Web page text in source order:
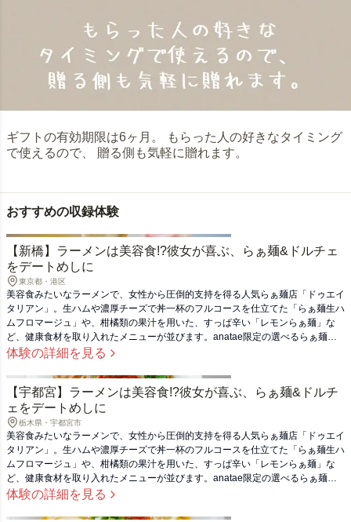
ギフトの有効期限は6ヶ月。 もらった人の好きなタイミング
で使えるので、 贈る側も気軽に贈れます。
おすすめの収録体験
【新橋】ラーメンは美容食!?彼女が喜ぶ、らぁ麺&ドルチェ
をデートめしに
東京都・港区
美容食みたいなラーメンで、女性から圧倒的支持を得る人気らぁ麺店「ドゥエイ
タリアン」。生ハムや濃厚チーズで丼一杯のフルコースを仕立てた「らぁ麺生ハ
ムフロマージュ」や、柑橘類の果汁を用いた、すっぱ辛い「レモンらぁ麺」な
ど、健康食材を取り入れたメニューが並びます。anatae限定の選べるらぁ麺＆
ドルチェペアセットで、キレイも欲張る女子会やデートを！（※ご提供メニュー
体験の詳細を見る
【宇都宮】ラーメンは美容食!?彼女が喜ぶ、らぁ麺&ドルチ
ェをデートめしに
栃木県・宇都宮市
美容食みたいなラーメンで、女性から圧倒的支持を得る人気らぁ麺店「ドゥエイ
タリアン」。生ハムや濃厚チーズで丼一杯のフルコースを仕立てた「らぁ麺生ハ
ムフロマージュ」や、柑橘類の果汁を用いた、すっぱ辛い「レモンらぁ麺」な
ど、健康食材を取り入れたメニューが並びます。anatae限定の選べるらぁ麺＆
ドルチェペアセットで、キレイも欲張る女子会やデートを！（※ご提供メニュー
体験の詳細を見る